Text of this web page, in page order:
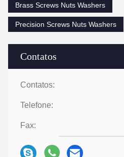
Contatos
Contatos:
Telefone:
Fax:
Brass Screws Nuts Washers
Precision Screws Nuts Washers